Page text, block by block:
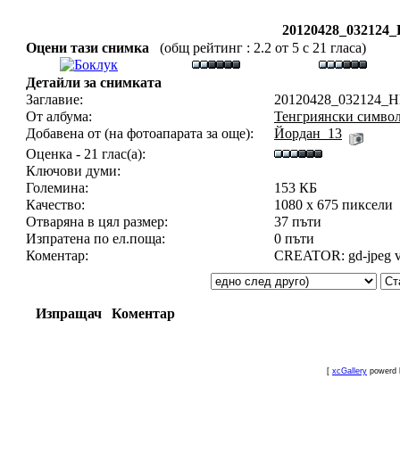
Оцени тази снимка
(общ рейтинг : 2.2 от 5 с 21 гласа)
Детайли за снимката
Заглавие:
От албума:
Тенгриянски
Добавена от (на фотоапарата за още):
Йордан_13
Оценка - 21 глас(а):
Ключови думи:
Големина:
153 КБ
Качество:
1080 x 675 пиксели
Отваряна в цял размер:
37 пъти
Изпратена по ел.поща:
0 пъти
Коментар:
CREATOR: gd-jpeg
Изпращач Коментар
[ xcGallery